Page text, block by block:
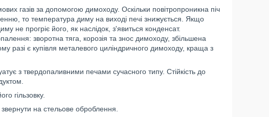
газів за допомогою димоходу. Оскільки повітропроникна піч
то температура диму на виході печі знижується. Якщо
не прогріє його, як наслідок, з'явиться конденсат.
зворотна тяга, корозія та знос димоходу, збільшена
разі є купівля металевого циліндричного димоходу, краща з
з твердопаливними печами сучасного типу. Стійкість до
гільзовку.
на стельове оброблення.